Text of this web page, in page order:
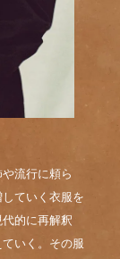
流行に頼ら
ていく衣服を
的に再解釈
いく。その服